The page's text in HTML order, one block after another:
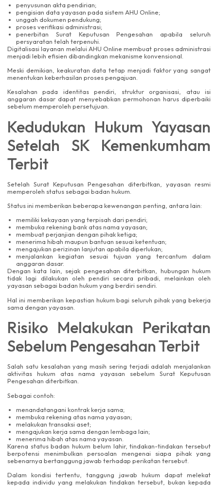
penyusunan akta pendirian;
pengisian data yayasan pada sistem AHU Online;
unggah dokumen pendukung;
proses verifikasi administrasi;
penerbitan Surat Keputusan Pengesahan apabila seluruh
persyaratan telah terpenuhi.
Digitalisasi layanan melalui AHU Online membuat proses administrasi
menjadi lebih efisien dibandingkan mekanisme konvensional.
Meski demikian, keakuratan data tetap menjadi faktor yang sangat
menentukan keberhasilan proses pengajuan.
Kesalahan pada identitas pendiri, struktur organisasi, atau isi
anggaran dasar dapat menyebabkan permohonan harus diperbaiki
sebelum memperoleh persetujuan.
Kedudukan Hukum Yayasan
Setelah SK Kemenkumham
Terbit
Setelah Surat Keputusan Pengesahan diterbitkan, yayasan resmi
memperoleh status sebagai badan hukum.
Status ini memberikan beberapa kewenangan penting, antara lain:
memiliki kekayaan yang terpisah dari pendiri;
membuka rekening bank atas nama yayasan;
membuat perjanjian dengan pihak ketiga;
menerima hibah maupun bantuan sesuai ketentuan;
mengajukan perizinan lanjutan apabila diperlukan;
menjalankan kegiatan sesuai tujuan yang tercantum dalam
anggaran dasar.
Dengan kata lain, sejak pengesahan diterbitkan, hubungan hukum
tidak lagi dilakukan oleh pendiri secara pribadi, melainkan oleh
yayasan sebagai badan hukum yang berdiri sendiri.
Hal ini memberikan kepastian hukum bagi seluruh pihak yang bekerja
sama dengan yayasan.
Risiko Melakukan Perikatan
Sebelum Pengesahan Terbit
Salah satu kesalahan yang masih sering terjadi adalah menjalankan
aktivitas hukum atas nama yayasan sebelum Surat Keputusan
Pengesahan diterbitkan.
Sebagai contoh:
menandatangani kontrak kerja sama;
membuka rekening atas nama yayasan;
melakukan transaksi aset;
mengajukan kerja sama dengan lembaga lain;
menerima hibah atas nama yayasan.
Karena status badan hukum belum lahir, tindakan-tindakan tersebut
berpotensi menimbulkan persoalan mengenai siapa pihak yang
sebenarnya bertanggung jawab terhadap perikatan tersebut.
Dalam kondisi tertentu, tanggung jawab hukum dapat melekat
kepada individu yang melakukan tindakan tersebut, bukan kepada